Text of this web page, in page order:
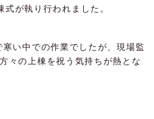
が執り行われました。
い中での作業でしたが、現場監
々の上棟を祝う気持ちが熱とな